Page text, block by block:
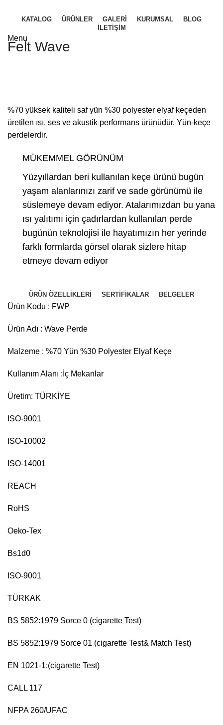
KATALOG ÜRÜNLER GALERI KURUMSAL
BLOG
İLETIŞIM
Menu
Felt Wave
%70 yüksek kaliteli saf yün %30 polyester elyaf keçeden
üretilen ısı, ses ve akustik performans ürünüdür. Yün-keçe
perdelerdir.
MÜKEMMEL GÖRÜNÜM
Yüzyıllardan beri kullanılan keçe ürünü bugün
yaşam alanlarınızı zarif ve sade görünümü ile
süslemeye devam ediyor. Atalarımızdan bu yana
ısı yalıtımı için çadırlardan kullanılan perde
bugünün teknolojisi ile hayatımızın her yerinde
farklı formlarda görsel olarak sizlere hitap
etmeye devam ediyor
ÜRÜN ÖZELLIKLERI SERTIFIKALAR BELGELER
Ürün Kodu : FWP
Ürün Adı : Wave Perde
Malzeme : %70 Yün %30 Polyester Elyaf Keçe
Kullanım Alanı :İç Mekanlar
Üretim: TÜRKİYE
ISO-9001
ISO-10002
ISO-14001
REACH
RoHS
Oeko-Tex
Bs1d0
ISO-9001
TÜRKAK
BS 5852:1979 Sorce 0 (cigarette Test)
BS 5852:1979 Sorce 01 (cigarette Test& Match Test)
EN 1021-1:(cigarette Test)
CALL 117
NFPA 260/UFAC